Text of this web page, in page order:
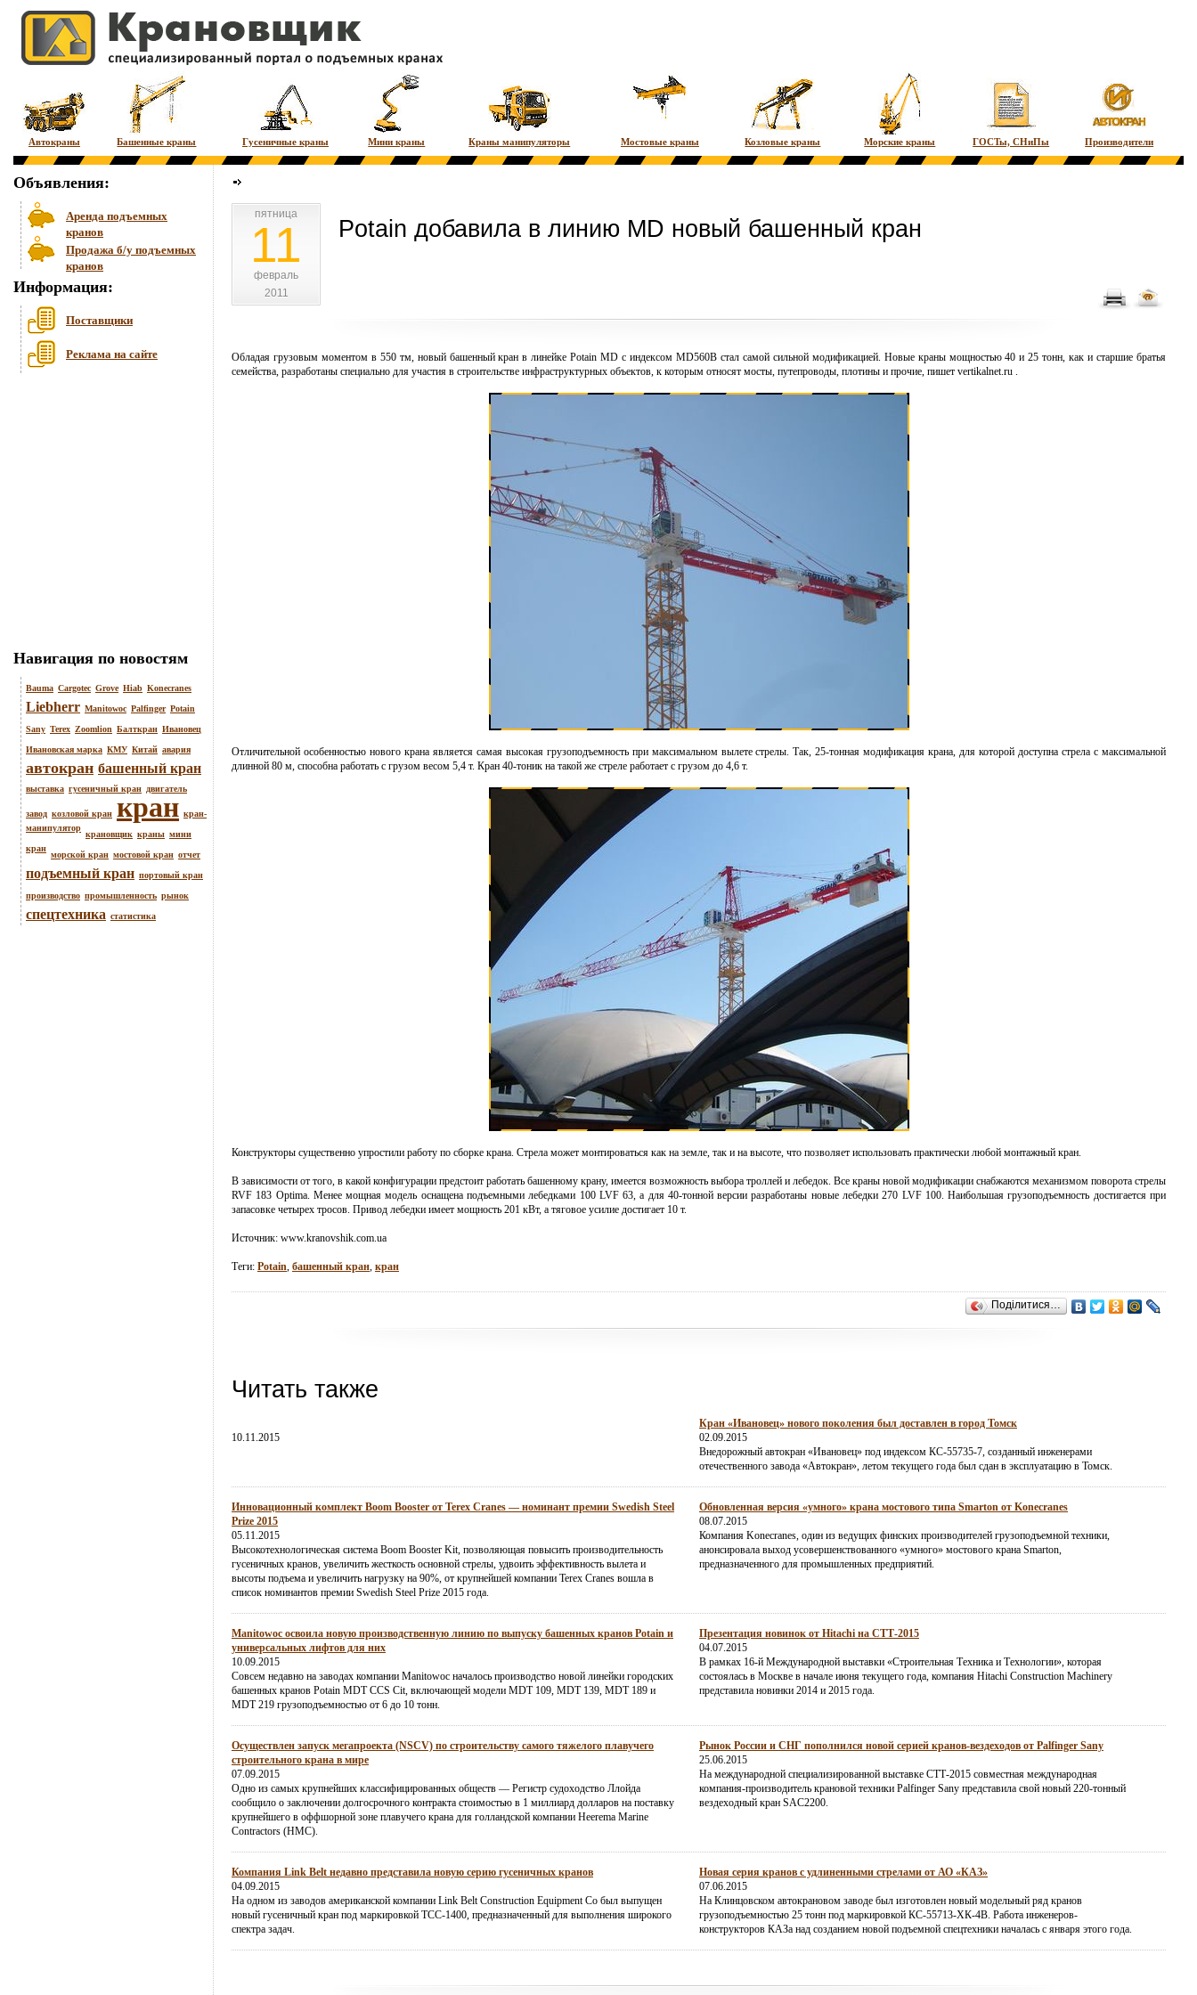
Автокраны Башенные краны Гусеничные краны Мини краны Краны манипуляторы Мостовые краны Козловые краны Морские краны ГОСТы, СНиПы Производители
Объявления:
Аренда подъемных
кранов
Продажа б/у подъемных
кранов
Информация:
Поставщики
Реклама на сайте
Навигация по новостям
Bauma Cargotec Grove Hiab Konecranes
Liebherr Manitowoc Palfinger Potain
Sany Terex Zoomlion Балткран Ивановец
Ивановская марка КМУ Китай авария
автокран башенный кран
выставка гусеничный кран двигатель
завод козловой кран кран кран-
манипулятор крановщик краны мини
кран морской кран мостовой кран отчет
подъемный кран портовый кран
производство промышленность рынок
спецтехника статистика
пятница
пятница
11
февраль
февраль
2011
2011
Potain добавила в линию MD новый башенный кран
Обладая грузовым моментом в 550 тм, новый башенный кран в линейкеPotain MD с индексом MD560B стал самой сильной модификацией. Новые краны мощностью 40 и 25 тонн, как и старшие братья
семейства, разработаны специально для участия в строительстве инфраструктурных объектов, к которым относят мосты, путепроводы, плотины и прочие, пишет vertikalnet.ru .
Отличительной особенностью нового крана является самая высокая грузоподъемность при максимальном вылете стрелы. Так, 25-тонная модификация крана, для которой доступна стрела с максимальной
длинной 80 м, способна работать с грузом весом 5,4 т. Кран 40-тоник на такой же стреле работает с грузом до 4,6 т.
Конструкторы существенно упростили работу по сборке крана. Стрела может монтироваться как на земле, так и на высоте, что позволяет использовать практически любой монтажный кран.
В зависимости от того, в какой конфигурации предстоит работать башенному крану, имеется возможность выбора троллей и лебедок. Все краны новой модификации снабжаются механизмом поворота стрелы
RVF 183 Optima. Менее мощная модель оснащена подъемными лебедками 100 LVF 63, а для 40-тонной версии разработаны новые лебедки 270 LVF 100. Наибольшая грузоподъемность достигается при
запасовке четырех тросов. Привод лебедки имеет мощность 201 кВт, а тяговое усилие достигает 10 т.
Источник: www.kranovshik.com.ua
Теги: Potain, башенный кран, кран
Поділитися…
Читать также
10.11.2015
Кран «Ивановец» нового поколения был доставлен в город Томск
02.09.2015
Внедорожный автокран «Ивановец» под индексом КС-55735-7, созданный инженерами
отечественного завода «Автокран», летом текущего года был сдан в эксплуатацию в Томск.
Инновационный комплект Boom Booster от Terex Cranes — номинант премии Swedish Steel
Prize 2015
05.11.2015
Высокотехнологическая система Boom Booster Kit, позволяющая повысить производительность
гусеничных кранов, увеличить жесткость основной стрелы, удвоить эффективность вылета и
высоты подъема и увеличить нагрузку на 90%, от крупнейшей компании Terex Cranes вошла в
список номинантов премии Swedish Steel Prize 2015 года.
Обновленная версия «умного» крана мостового типа Smarton от Konecranes
08.07.2015
Компания Konecranes, один из ведущих финских производителей грузоподъемной техники,
анонсировала выход усовершенствованного «умного» мостового крана Smarton,
предназначенного для промышленных предприятий.
Manitowoc освоила новую производственную линию по выпуску башенных кранов Potain и
универсальных лифтов для них
10.09.2015
Совсем недавно на заводах компании Manitowoc началось производство новой линейки городских
башенных кранов Potain MDT CCS Cit, включающей модели MDT 109, MDT 139, MDT 189 и
MDT 219 грузоподъемностью от 6 до 10 тонн.
Презентация новинок от Hitachi на СТТ-2015
04.07.2015
В рамках 16-й Международной выставки «Строительная Техника и Технологии», которая
состоялась в Москве в начале июня текущего года, компания Hitachi Construction Machinery
представила новинки 2014 и 2015 года.
Осуществлен запуск мегапроекта (NSCV) по строительству самого тяжелого плавучего
строительного крана в мире
07.09.2015
Одно из самых крупнейших классифицированных обществ — Регистр судоходство Ллойда
сообщило о заключении долгосрочного контракта стоимостью в 1 миллиард долларов на поставку
крупнейшего в оффшорной зоне плавучего крана для голландской компании Heerema Marine
Contractors (HMC).
Рынок России и СНГ пополнился новой серией кранов-вездеходов от Palfinger Sany
25.06.2015
На международной специализированной выставке СТТ-2015 совместная международная
компания-производитель крановой техники Palfinger Sany представила свой новый 220-тонный
вездеходный кран SAC2200.
Компания Link Belt недавно представила новую серию гусеничных кранов
04.09.2015
На одном из заводов американской компании Link Belt Construction Equipment Co был выпущен
новый гусеничный кран под маркировкой ТСС-1400, предназначенный для выполнения широкого
спектра задач.
Новая серия кранов с удлиненными стрелами от АО «КАЗ»
07.06.2015
На Клинцовском автокрановом заводе был изготовлен новый модельный ряд кранов
грузоподъемностью 25 тонн под маркировкой КС-55713-ХК-4В. Работа инженеров-
конструкторов КАЗа над созданием новой подъемной спецтехники началась с января этого года.